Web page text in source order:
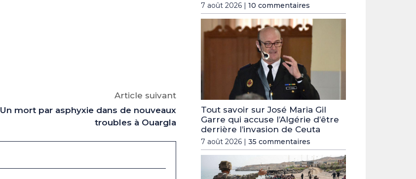
Article suivant
Un mort par asphyxie dans de nouveaux
troubles à Ouargla
7 août 2026 | 10 commentaires
Tout savoir sur José Maria Gil
Garre qui accuse l’Algérie d’être
derrière l’invasion de Ceuta
7 août 2026 | 35 commentaires